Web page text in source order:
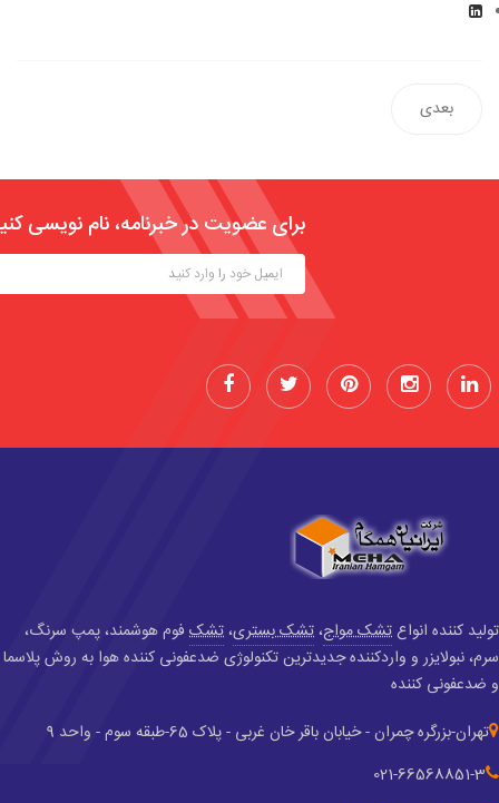
بعدی
برای عضویت در خبرنامه، نام نویسی
تولید کننده انواع تشک مواج،تشک بستری،تشک فوم هوشمند، پمپ سرنگ،
سرم، نبولایزر و واردکننده جدید‌ترین تکنولوژی ضدعفونی کننده هوا به روش پلاسما
و ضدعفونی کننده
تهران-بزرگره چمران - خیابان باقر خان غربی - پلاک 65-طبقه سوم - واحد 9
021-66568851-3